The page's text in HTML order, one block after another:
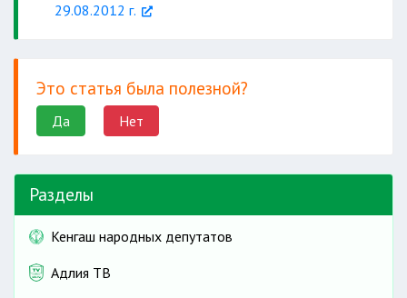
29.08.2012 г.
Это статья была полезной?
Да Нет
Разделы
Кенгаш народных депутатов
Адлия ТВ